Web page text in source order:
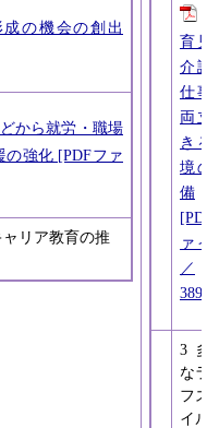
の機会の創出
から就労・職場
の強化 [PDFファ
リア教育の推
育
介
仕
両
き
境
備
ァ
／
3
な
フ
イ